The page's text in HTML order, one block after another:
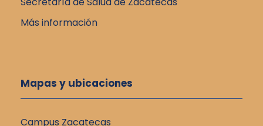
Más información
Mapas y ubicaciones
Campus Zacatecas